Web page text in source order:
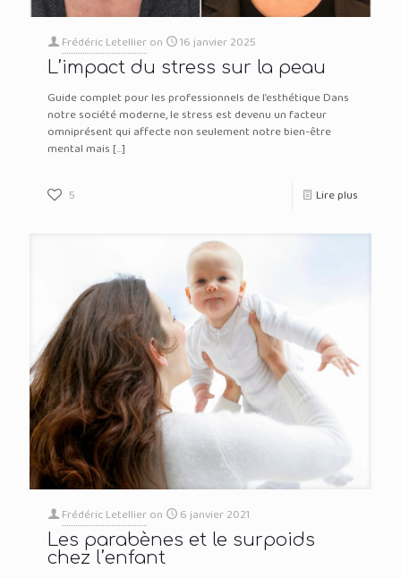
Frédéric Letellieron 16 janvier 2025
L’impact du stress sur la peau
Guide complet pour les professionnels de l’esthétique Dans
notre société moderne, le stress est devenu un facteur
omniprésent qui affecte non seulement notre bien-être
mental mais[…]
5 Lire plus
Frédéric Letellieron 6 janvier 2021
Les parabènes et le surpoids
chez l’enfant